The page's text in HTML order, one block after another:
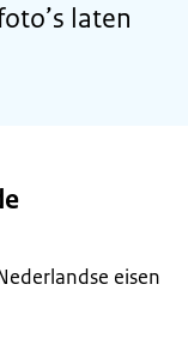
laten
eisen